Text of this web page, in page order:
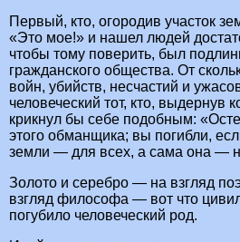
Первый, кто, огородив участок
«Это мое!» и нашел людей
чтобы тому поверить, был
гражданского общества. От
войн, убийств, несчастий и
человеческий тот, кто, выдернув
крикнул бы себе подобным:
этого обманщика; вы погибли,
земли — для всех, а сама она —
Золото и серебро — на взгляд
взгляд философа — вот что
погубило человеческий род.